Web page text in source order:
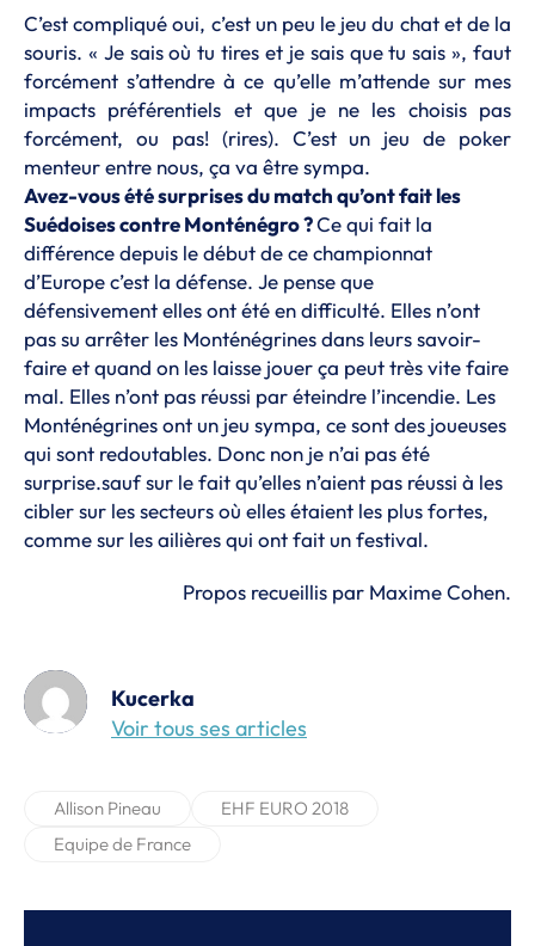
C’est compliqué oui, c’est un peu le jeu du chat et de la
souris. « Je sais où tu tires et je sais que tu sais », faut
forcément s’attendre à ce qu’elle m’attende sur mes
impacts préférentiels et que je ne les choisis pas
forcément, ou pas! (rires). C’est un jeu de poker
menteur entre nous, ça va être sympa.
Avez-vous été surprises du match qu’ont fait les
Suédoises contre Monténégro ?Ce qui fait la
différence depuis le début de ce championnat
d’Europe c’est la défense. Je pense que
défensivement elles ont été en difficulté. Elles n’ont
pas su arrêter les Monténégrines dans leurs savoir-
faire et quand on les laisse jouer ça peut très vite faire
mal. Elles n’ont pas réussi par éteindre l’incendie. Les
Monténégrines ont un jeu sympa, ce sont des joueuses
qui sont redoutables. Donc non je n’ai pas été
surprise.sauf sur le fait qu’elles n’aient pas réussi à les
cibler sur les secteurs où elles étaient les plus fortes,
comme sur les ailières qui ont fait un festival.
Propos recueillis par Maxime Cohen.
Kucerka
Voir tous ses articles
Allison Pineau
EHF EURO 2018
Equipe de France